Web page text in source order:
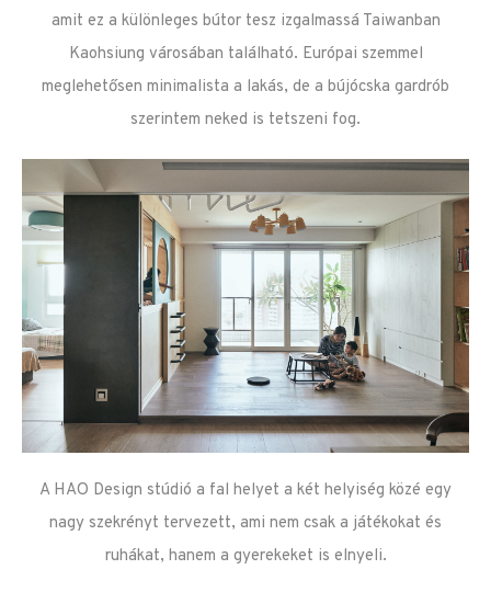
amit ez a különleges bútor tesz izgalmassá Taiwanban
Kaohsiung városában található. Európai szemmel
meglehetősen minimalista a lakás, de a bújócska gardrób
szerintem neked is tetszeni fog.
A HAO Design stúdió a fal helyet a két helyiség közé egy
nagy szekrényt tervezett, ami nem csak a játékokat és
ruhákat, hanem a gyerekeket is elnyeli.